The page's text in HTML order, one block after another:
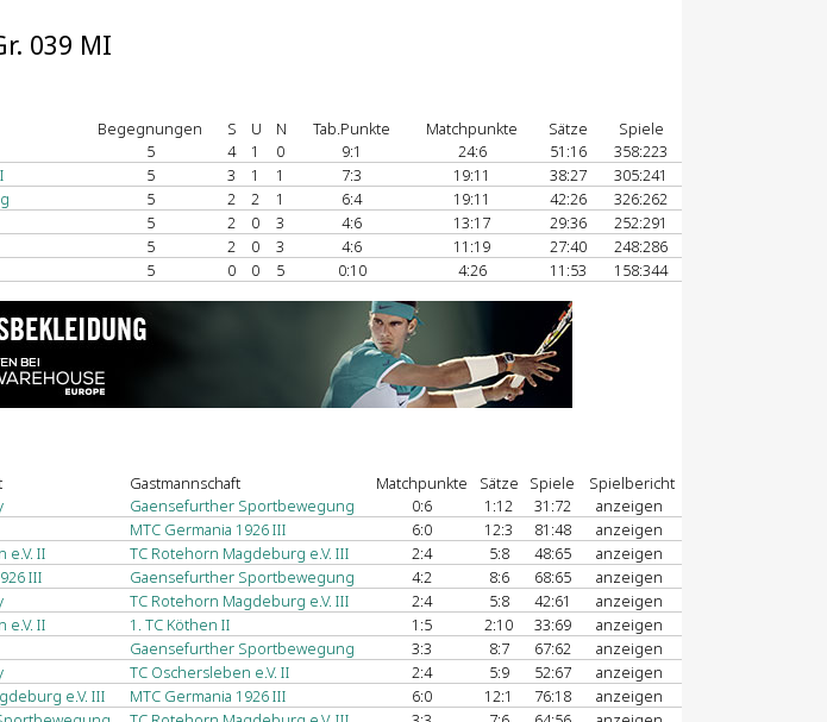
039 MI
Begegnungen S U N Tab.Punkte Matchpunkte Sätze
Spiele
5 4 1 0 9:1 24:6 51:16
358:223
5 3 1 1 7:3 19:11 38:27
305:241
5 2 2 1 6:4 19:11 42:26
326:262
5 2 0 3 4:6 13:17 29:36
252:291
5 2 0 3 4:6 11:19 27:40
248:286
5 0 0 5 0:10 4:26 11:53 158:344
Gastmannschaft Matchpunkte Sätze Spiele
Spielbericht
Gaensefurther Sportbewegung 0:6 1:12 31:72
anzeigen
MTC Germania 1926 III 6:0 12:3 81:48
anzeigen
e.V. II TC Rotehorn Magdeburg e.V. III 2:4 5:8 48:65
anzeigen
III Gaensefurther Sportbewegung 4:2 8:6 68:65
anzeigen
TC Rotehorn Magdeburg e.V. III 2:4 5:8 42:61
anzeigen
e.V. II 1. TC Köthen II 1:5 2:10 33:69
anzeigen
Gaensefurther Sportbewegung 3:3 8:7 67:62
anzeigen
TC Oschersleben e.V. II 2:4 5:9 52:67
anzeigen
e.V. III
MTC Germania 1926 III 6:0 12:1 76:18
anzeigen